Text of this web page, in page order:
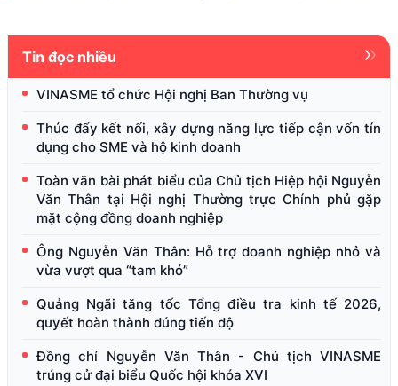
Tin đọc nhiều
VINASME tổ chức Hội nghị Ban Thường vụ
Thúc đẩy kết nối, xây dựng năng lực tiếp cận vốn tín
dụng cho SME và hộ kinh doanh
Toàn văn bài phát biểu của Chủ tịch Hiệp hội Nguyễn
Văn Thân tại Hội nghị Thường trực Chính phủ gặp
mặt cộng đồng doanh nghiệp
Ông Nguyễn Văn Thân: Hỗ trợ doanh nghiệp nhỏ và
vừa vượt qua “tam khó”
Quảng Ngãi tăng tốc Tổng điều tra kinh tế 2026,
quyết hoàn thành đúng tiến độ
Đồng chí Nguyễn Văn Thân - Chủ tịch VINASME
trúng cử đại biểu Quốc hội khóa XVI